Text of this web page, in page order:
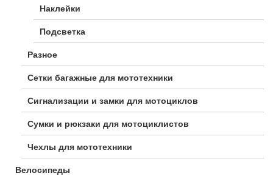
Наклейки
Подсветка
Разное
Сетки багажные для мототехники
Сигнализации и замки для мотоциклов
Сумки и рюкзаки для мотоциклистов
Чехлы для мототехники
Велосипеды